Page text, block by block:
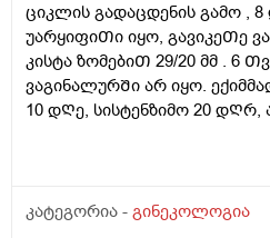
ციკლის გადაცდენის გამო ,
უარყიფიᲗი იყო, გავიკეᲗე
კისტა ზომებიᲗ 29/20 მმ . 6
ვაგინალურᲨი არ იყო.
10 დᲦე, სისტენზიმო 20 დᲦრ,
რამდენადსაყურადᲦებოა და
კატეგორია - გინეკოლოგია